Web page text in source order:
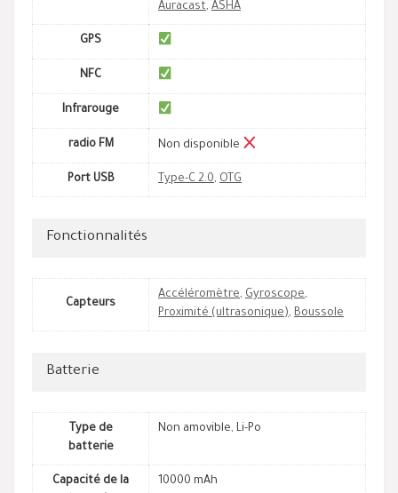
Auracast, ASHA
GPS
NFC
Infrarouge
radio FM Non disponible
Port USB Type-C 2.0, OTG
Fonctionnalités
Capteurs
Accéléromètre, Gyroscope,
Proximité (ultrasonique), Boussole
Batterie
Type de
batterie
Non amovible, Li-Po
Capacité de la
10000 mAh